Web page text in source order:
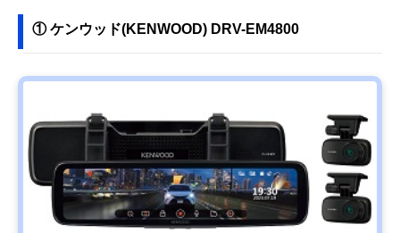
Amazonで見る
① ケンウッド(KENWOOD) DRV-EM4800